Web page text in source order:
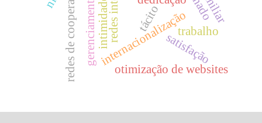
internacionalização
redes de cooperação tácito
otimização de websites
intimidade satisfação
trabalho